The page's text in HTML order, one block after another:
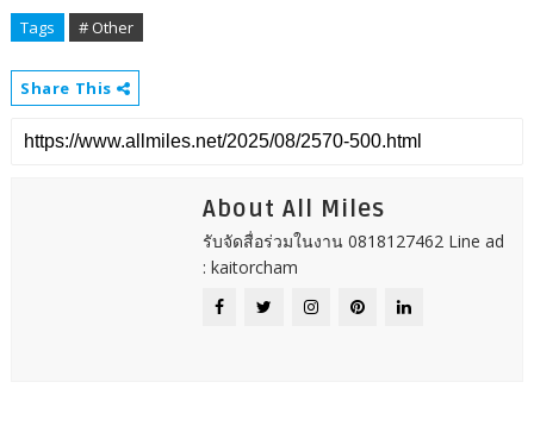
Tags # Other
Share This
About All Miles
รับจัดสื่อร่วมในงาน 0818127462 Line ad
: kaitorcham